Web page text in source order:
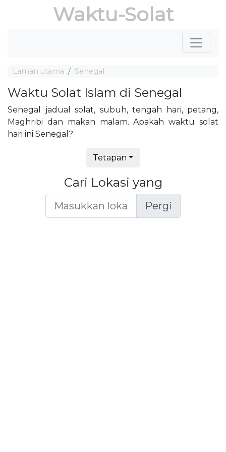
Waktu-Solat
Laman utama Senegal
Waktu Solat Islam di Senegal
Senegal jadual solat, subuh, tengah hari, petang,
Maghribi dan makan malam. Apakah waktu solat
hari ini Senegal?
Tetapan
Cari Lokasi yang
Pergi